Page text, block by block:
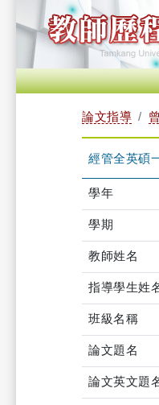
論文指導
經管全英碩
學年
學期
教師姓名
指導學生姓
班級名稱
論文題名
論文英文題